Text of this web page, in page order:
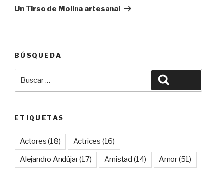
entrada
Un Tirso de Molina artesanal
BÚSQUEDA
por:
ETIQUETAS
Actores (18) Actrices (16)
Alejandro Andújar(17) Amistad (14) Amor(51)